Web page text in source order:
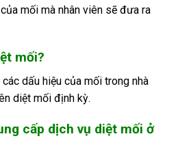
mối mà nhân viên sẽ đưa ra
mối?
dấu hiệu của mối trong nhà
diệt mối định kỳ.
cấp dịch vụ diệt mối ở